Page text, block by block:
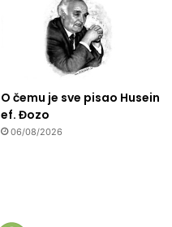
O čemu je sve pisao Husein
ef. Đozo
06/08/2026